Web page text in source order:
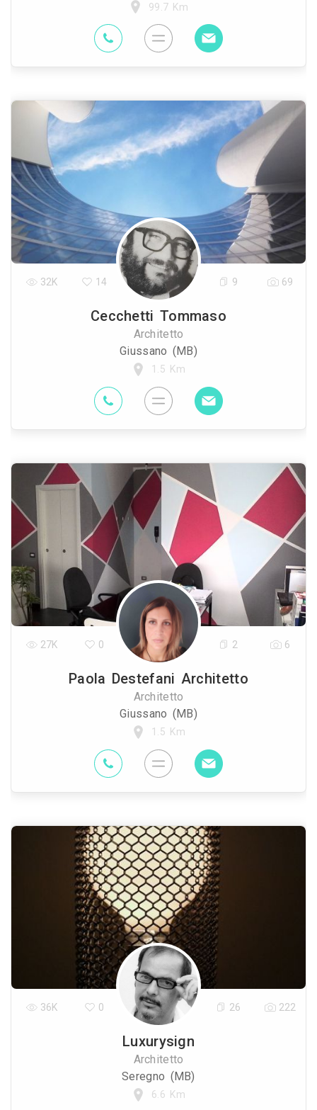
99.7 Km
Cecchetti Tommaso
Architetto
Giussano (MB)
1.5 Km
32K 14 9 69
Paola Destefani Architetto
Architetto
Giussano (MB)
1.5 Km
27K 0 2 6
Luxurysign
Architetto
Seregno (MB)
6.6 Km
36K 0 26 222